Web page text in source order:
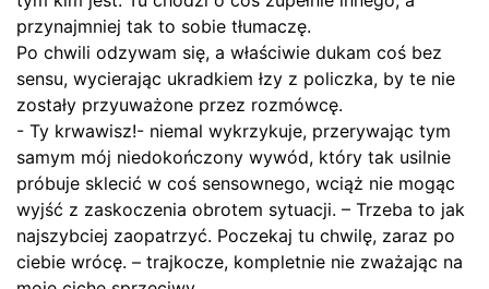
przynajmniej tak to sobie tłumaczę.
Po chwili odzywam się, a właściwie dukam coś bez
sensu, wycierając ukradkiem łzy z policzka, by te nie
zostały przyuważone przez rozmówcę.
- Ty krwawisz!- niemal wykrzykuje, przerywając tym
samym mój niedokończony wywód, który tak usilnie
próbuje sklecić w coś sensownego, wciąż nie mogąc
wyjść z zaskoczenia obrotem sytuacji. – Trzeba to jak
najszybciej zaopatrzyć. Poczekaj tu chwilę, zaraz po
ciebie wrócę. – trajkocze, kompletnie nie zważając na